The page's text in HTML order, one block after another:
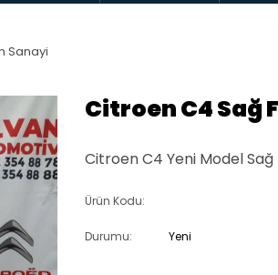
Sanayi
Citroen C4 Sağ
Citroen C4 Yeni Model Sağ
Ürün Kodu:
Durumu: Yeni